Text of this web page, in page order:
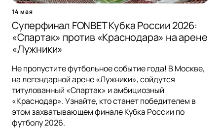
14 мая
Суперфинал FONBET Кубка России 2026:
«Спартак» против «Краснодара» на арене
«Лужники»
Не пропустите футбольное событие года! В Москве,
на легендарной арене «Лужники», сойдутся
титулованный «Спартак» и амбициозный
«Краснодар». Узнайте, кто станет победителем в
этом захватывающем финале Кубка России по
футболу 2026.